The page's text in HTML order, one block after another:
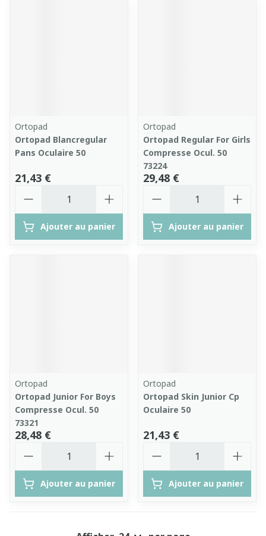
Ortopad
Ortopad Blancregular
Pans Oculaire 50
21,43 €
Ajouter au panier
Ortopad
Ortopad Regular For Girls
Compresse Ocul. 50
73224
29,48 €
Ajouter au panier
Ortopad
Ortopad Junior For Boys
Compresse Ocul. 50
73321
28,48 €
Ajouter au panier
Ortopad
Ortopad Skin Junior Cp
Oculaire 50
21,43 €
Ajouter au panier